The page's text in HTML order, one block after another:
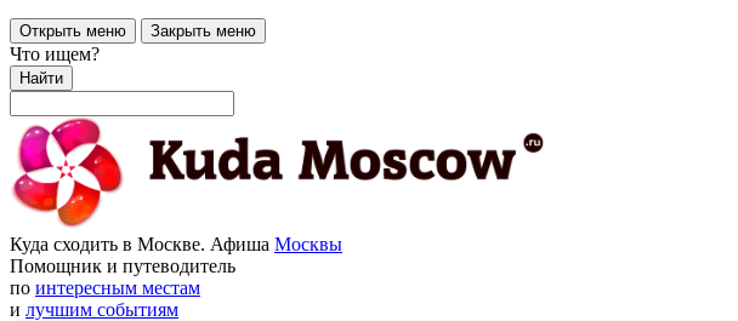
Открыть меню Закрыть меню
Что ищем?
Найти
Куда сходить в Москве. Афиша Москвы
Помощник и путеводитель
по интересным местам
и лучшим событиям